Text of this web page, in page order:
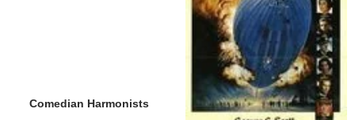
Comedian Harmonists